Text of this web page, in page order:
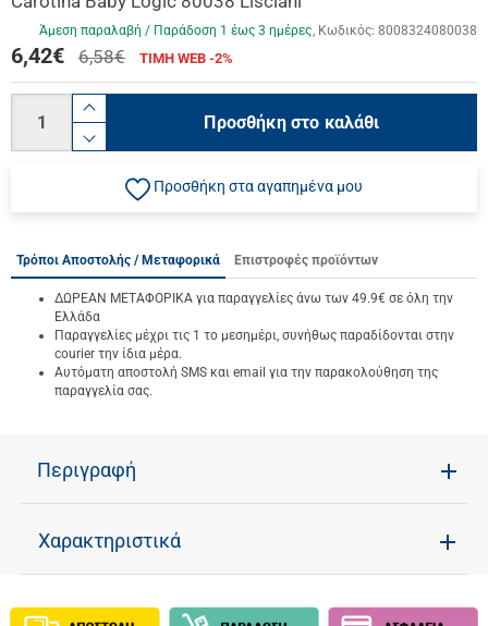
Άμεση παραλαβή / Παράδoση 1 έως 3 ημέρες Κωδικός: 8008324080038
6,42€ 6,58€ ΤΙΜΗ WEB -2%
product.increase.quantity
product.decrease.quantity
Προσθήκη στο καλάθι
Προσθήκη στα αγαπημένα μου
Τρόποι Αποστολής / Μεταφορικά Επιστροφές προϊόντων
ΔΩΡΕΑΝ ΜΕΤΑΦΟΡΙΚΑ για παραγγελίες άνω των 49.9€ σε όλη την
Ελλάδα
Παραγγελίες μέχρι τις 1 το μεσημέρι, συνήθως παραδίδονται στην
courier την ίδια μέρα.
Αυτόματη αποστολή SMS και email για την παρακολούθηση της
παραγγελία σας.
Περιγραφή
Χαρακτηριστικά